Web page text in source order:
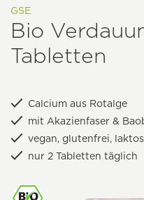
GSE
Bio
Tabletten
Calcium aus Rotalge
mit Akazienfaser &
vegan, glutenfrei,
nur 2 Tabletten täglich